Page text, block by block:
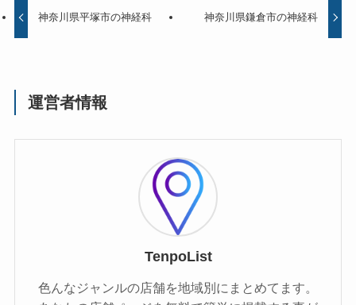
神奈川県平塚市の神経科 神奈川県鎌倉市の神経科
運営者情報
TenpoList
色んなジャンルの店舗を地域別にまとめてます。